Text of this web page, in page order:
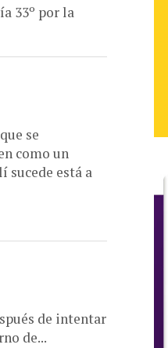
33º por la
se
como un
sucede está a
de intentar
de...